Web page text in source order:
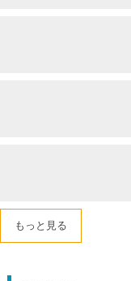
もっと見る